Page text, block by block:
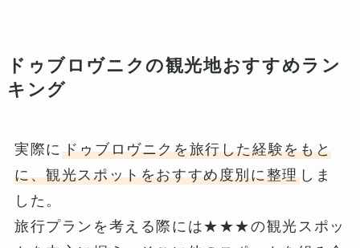
ドゥブロヴニクの観光地おすすめラン
キング
実際に ドゥブロヴニクを旅行した経験をもと
に、観光スポットをおすすめ度別に整理しま
した。
旅行プランを考える際には★★★の観光スポッ